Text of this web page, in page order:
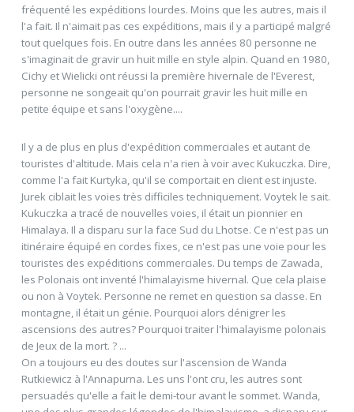
fréquenté les expéditions lourdes. Moins que les autres, mais il
l'a fait. Il n'aimait pas ces expéditions, mais il y a participé malgré
tout quelques fois. En outre dans les années 80 personne ne
s'imaginait de gravir un huit mille en style alpin. Quand en 1980,
Cichy et Wielicki ont réussi la première hivernale de l'Everest,
personne ne songeait qu'on pourrait gravir les huit mille en
petite équipe et sans l'oxygène....
Il y a de plus en plus d'expédition commerciales et autant de
touristes d'altitude. Mais cela n'a rien à voir avec Kukuczka. Dire,
comme l'a fait Kurtyka, qu'il se comportait en client est injuste.
Jurek ciblait les voies très difficiles techniquement. Voytek le sait.
Kukuczka a tracé de nouvelles voies, il était un pionnier en
Himalaya. Il a disparu sur la face Sud du Lhotse. Ce n'est pas un
itinéraire équipé en cordes fixes, ce n'est pas une voie pour les
touristes des expéditions commerciales. Du temps de Zawada,
les Polonais ont inventé l'himalayisme hivernal. Que cela plaise
ou non à Voytek. Personne ne remet en question sa classe. En
montagne, il était un génie. Pourquoi alors dénigrer les
ascensions des autres? Pourquoi traiter l'himalayisme polonais
de Jeux de la mort. ? ...
On a toujours eu des doutes sur l'ascension de Wanda
Rutkiewicz à l'Annapurna. Les uns l'ont cru, les autres sont
persuadés qu'elle a fait le demi-tour avant le sommet. Wanda,